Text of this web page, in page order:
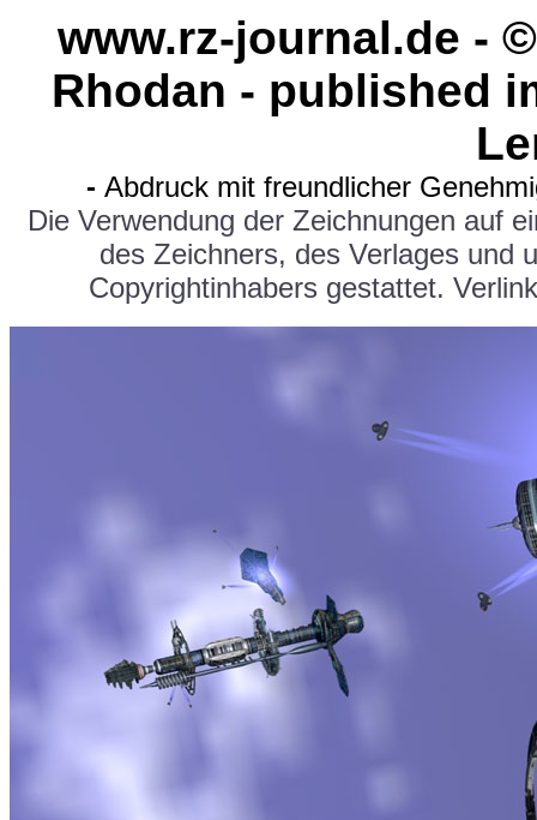
www.rz-journal.de -
Rhodan - published
- Abdruck mit freundlicher
Die Verwendung der Zeichnungen auf
des Zeichners, des Verlages und
Copyrightinhabers gestattet.